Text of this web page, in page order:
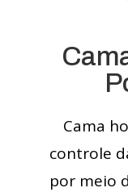
Cama
controle
por meio